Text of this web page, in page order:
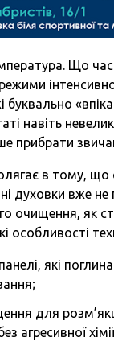
Що
навіть
прибрати
в тому, що
духовки вже
очищення, як
особливості
які
для
агресивної